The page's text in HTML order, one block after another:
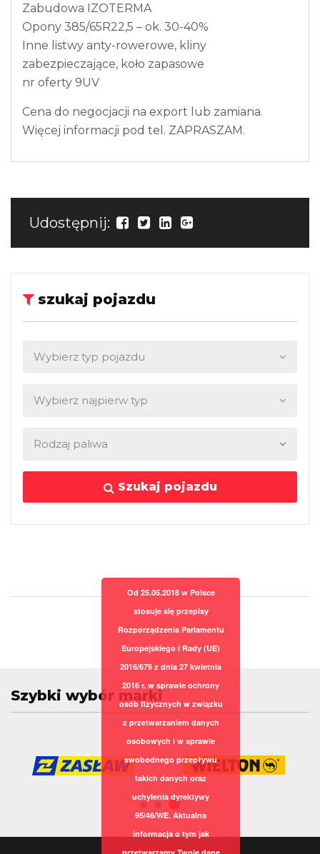
Zabudowa IZOTERMA
Opony 385/65R22,5 – ok. 30-40%
Inne listwy anty-rowerowe, kliny
zabezpieczające, koło zapasowe
nr oferty 9UV
Cena do negocjacji na export lub zamiana.
Więcej informacji pod tel. ZAPRASZAM.
Udostępnij:
szukaj pojazdu
Szukaj pojazdu
Szybki wybór marki
Od 25.05.2018 w Polsce
stosuje się przepisy
Rozporządzenia Parlamentu
Europejskiego i Rady (UE)
2016/679 z dnia 27 kwietnia
2016 r. w sprawie ochrony
osób fizycznych w związku
z przetwarzaniem danych
osobowych i w sprawie
swobodnego przepływu
takich danych oraz
uchylenia dyrektywy
95/46/WE. Aktualna
informacja o tym jak